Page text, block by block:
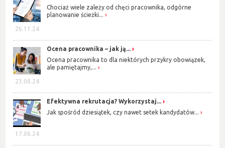
26.11.24
Chociaż wiele zależy od chęci pracownika, odgórne
planowanie ścieżki...
23.08.24
Ocena pracownika – jak ją...
Ocena pracownika to dla niektórych przykry obowiązek,
ale pamiętajmy,...
17.06.24
Efektywna rekrutacja? Wykorzystaj...
Jak spośród dziesiątek, czy nawet setek kandydatów...